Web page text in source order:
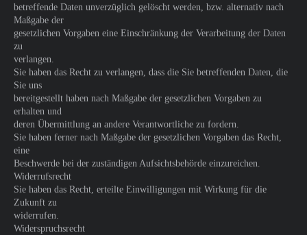
betreffende Daten unverzüglich gelöscht werden, bzw. alternativ nach
Maßgabe der
gesetzlichen Vorgaben eine Einschränkung der Verarbeitung der Daten
zu
verlangen.
Sie haben das Recht zu verlangen, dass die Sie betreffenden Daten, die
Sie uns
bereitgestellt haben nach Maßgabe der gesetzlichen Vorgaben zu
erhalten und
deren Übermittlung an andere Verantwortliche zu fordern.
Sie haben ferner nach Maßgabe der gesetzlichen Vorgaben das Recht,
eine
Beschwerde bei der zuständigen Aufsichtsbehörde einzureichen.
Widerrufsrecht
Sie haben das Recht, erteilte Einwilligungen mit Wirkung für die
Zukunft zu
widerrufen.
Widerspruchsrecht